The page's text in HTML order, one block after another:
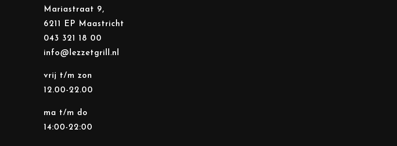
Mariastraat 9,
6211 EP Maastricht
043 321 18 00
info@lezzetgrill.nl
vrij t/m zon
12.00-22.00
ma t/m do
14:00-22:00